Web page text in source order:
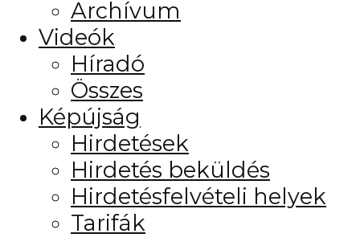
Archívum
Videók
Híradó
Összes
Képújság
Hirdetések
Hirdetés beküldés
Hirdetésfelvételi helyek
Tarifák